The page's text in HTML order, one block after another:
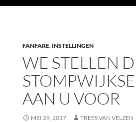
FANFARE, INSTELLINGEN
WE STELLEN
AAN U VOOR
MEI 29, 2017 TREES VAN VELZEN